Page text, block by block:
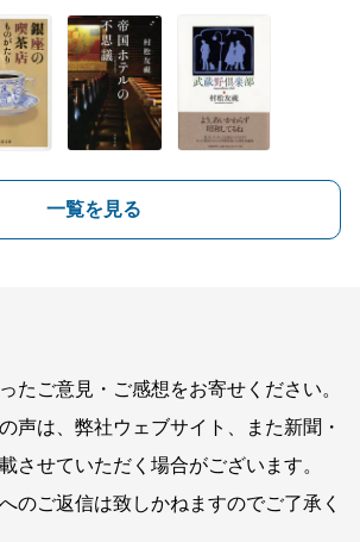
一覧を見る
たご意見・ご感想をお寄せください。
声は、弊社ウェブサイト、また新聞・
させていただく場合がございます。
のご返信は致しかねますのでご了承く